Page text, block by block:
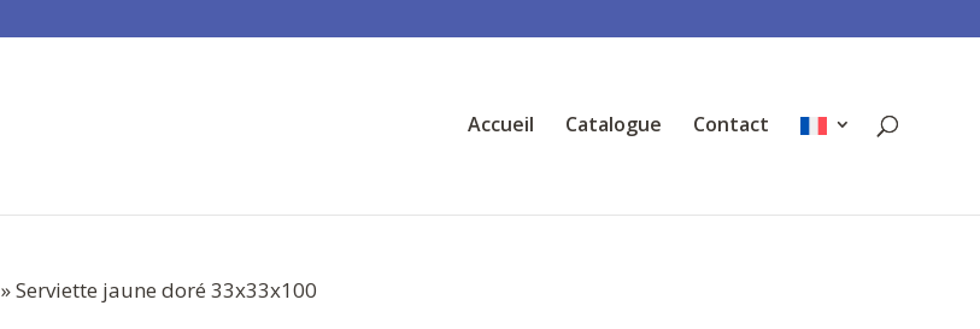
Accueil Catalogue Contact
» Serviette jaune doré 33x33x100